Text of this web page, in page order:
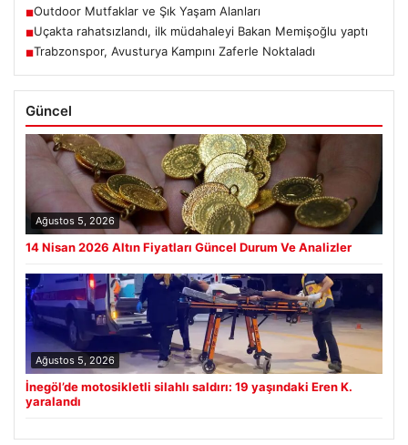
■Outdoor Mutfaklar ve Şık Yaşam Alanları
■Uçakta rahatsızlandı, ilk müdahaleyi Bakan Memişoğlu yaptı
■Trabzonspor, Avusturya Kampını Zaferle Noktaladı
Güncel
Ağustos 5, 2026
14 Nisan 2026 Altın Fiyatları Güncel Durum Ve Analizler
Ağustos 5, 2026
İnegöl’de motosikletli silahlı saldırı: 19 yaşındaki Eren K.
yaralandı